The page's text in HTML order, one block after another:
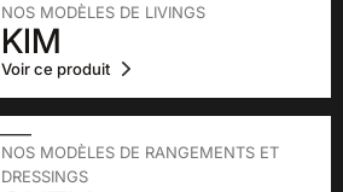
NOS MODÈLES DE LIVINGS
KIM
Voir ce produit
NOS MODÈLES DE RANGEMENTS ET
DRESSINGS